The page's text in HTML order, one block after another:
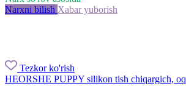
Narxni bilish Xabar yuborish
Tezkor ko'rish
HEORSHE PUPPY silikon tish chiqargich, oq